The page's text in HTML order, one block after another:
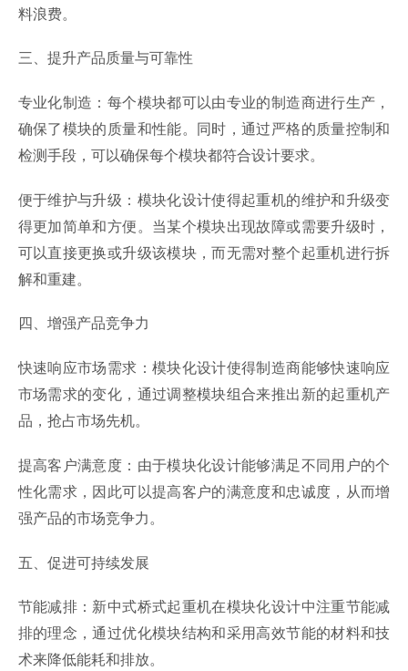
料浪费。
三、提升产品质量与可靠性
专业化制造：每个模块都可以由专业的制造商进行生产，
确保了模块的质量和性能。同时，通过严格的质量控制和
检测手段，可以确保每个模块都符合设计要求。
便于维护与升级：模块化设计使得起重机的维护和升级变
得更加简单和方便。当某个模块出现故障或需要升级时，
可以直接更换或升级该模块，而无需对整个起重机进行拆
解和重建。
四、增强产品竞争力
快速响应市场需求：模块化设计使得制造商能够快速响应
市场需求的变化，通过调整模块组合来推出新的起重机产
品，抢占市场先机。
提高客户满意度：由于模块化设计能够满足不同用户的个
性化需求，因此可以提高客户的满意度和忠诚度，从而增
强产品的市场竞争力。
五、促进可持续发展
节能减排：新中式桥式起重机在模块化设计中注重节能减
排的理念，通过优化模块结构和采用高效节能的材料和技
术来降低能耗和排放。